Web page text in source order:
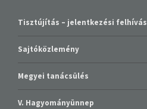
Tisztújítás – jelentkezési felhívás
Sajtóközlemény
Megyei tanácsülés
V. Hagyományünnep